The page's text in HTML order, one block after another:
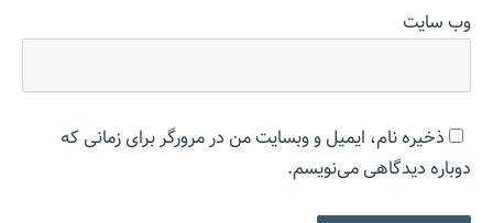
وب‌ سایت
ذخیره نام، ایمیل و وبسایت من در مرورگر برای زمانی که
دوباره دیدگاهی می‌نویسم.